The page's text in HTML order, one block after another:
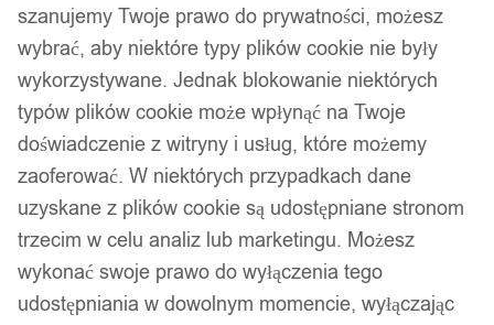
szanujemy Twoje prawo do prywatności, możesz
wybrać, aby niektóre typy plików cookie nie były
wykorzystywane. Jednak blokowanie niektórych
typów plików cookie może wpłynąć na Twoje
doświadczenie z witryny i usług, które możemy
zaoferować. W niektórych przypadkach dane
uzyskane z plików cookie są udostępniane stronom
trzecim w celu analiz lub marketingu. Możesz
wykonać swoje prawo do wyłączenia tego
udostępniania w dowolnym momencie, wyłączając